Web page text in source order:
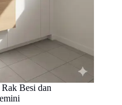
Besi dan